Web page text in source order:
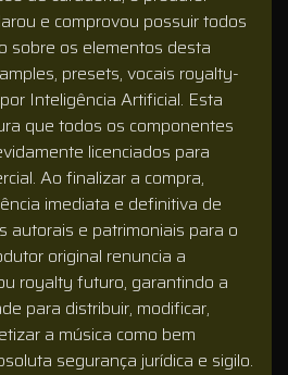
e comprovou possuir todos
sobre os elementos desta
presets, vocais royalty-
Inteligência Artificial. Esta
que todos os componentes
licenciados para
Ao finalizar a compra,
imediata e definitiva de
autorais e patrimoniais para o
original renuncia a
royalty futuro, garantindo a
para distribuir, modificar,
a música como bem
segurança jurídica e sigilo.